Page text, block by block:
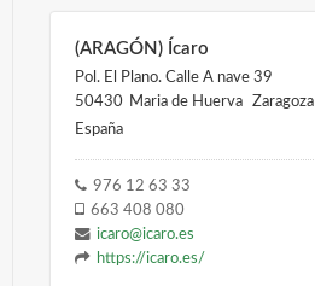
(ARAGÓN) Ícaro
Pol. El Plano. Calle A nave 39
50430 Maria de Huerva
Zaragoza
España
976 12 63 33
663 408 080
icaro@icaro.es
https://icaro.es/